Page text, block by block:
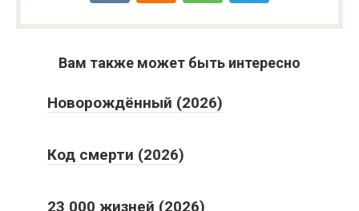
Вам также может быть интересно
Новорождённый (2026)
Код смерти (2026)
23 000 жизней (2026)